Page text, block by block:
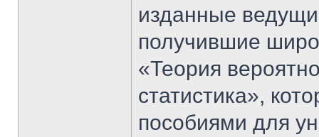
изданные
получившие
«Теория
статистика»,
пособиями для